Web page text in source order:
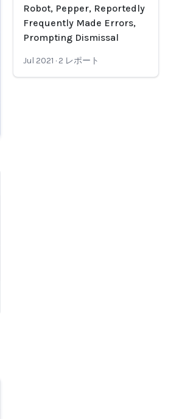
Robot, Pepper, Reportedly
Frequently Made Errors,
Prompting Dismissal
Jul 2021 · 2 レポート